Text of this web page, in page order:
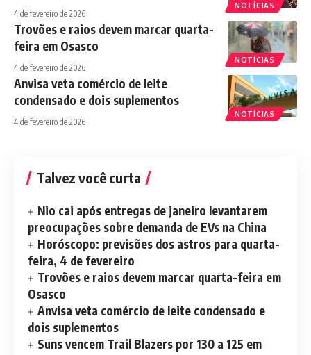
NOTÍCIAS
4 de fevereiro de 2026
NOTÍCIAS
Trovões e raios devem marcar quarta-
feira em Osasco
4 de fevereiro de 2026
NOTÍCIAS
Anvisa veta comércio de leite
condensado e dois suplementos
4 de fevereiro de 2026
Talvez você curta
Nio cai após entregas de janeiro levantarem
preocupações sobre demanda de EVs na China
Horóscopo: previsões dos astros para quarta-
feira, 4 de fevereiro
Trovões e raios devem marcar quarta-feira em
Osasco
Anvisa veta comércio de leite condensado e
dois suplementos
Suns vencem Trail Blazers por 130 a 125 em